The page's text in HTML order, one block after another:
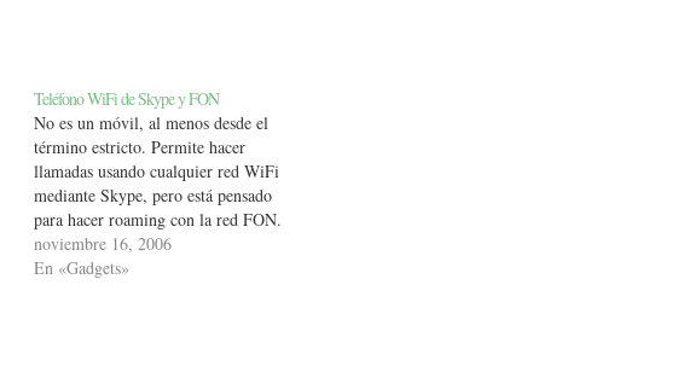
Teléfono WiFi de Skype y FON
No es un móvil, al menos desde el
término estricto. Permite hacer
llamadas usando cualquier red WiFi
mediante Skype, pero está pensado
para hacer roaming con la red FON.
Ya que tiene autonomía propia con la
batería (a saber cuanto dura). Una
noviembre 16, 2006
En «Gadgets»